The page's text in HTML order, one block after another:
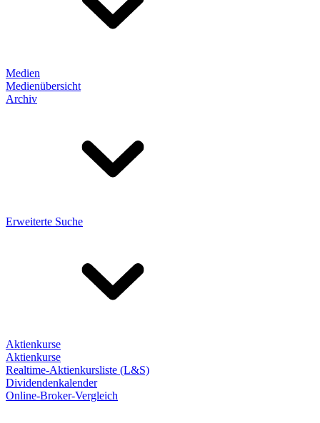
Medien
Medienübersicht
Archiv
Erweiterte Suche
Aktienkurse
Aktienkurse
Realtime-Aktienkursliste (L&S)
Dividendenkalender
Online-Broker-Vergleich